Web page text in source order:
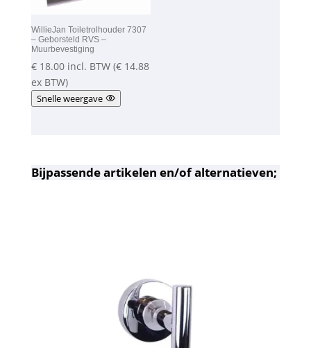
WillieJan Toiletrolhouder 7307
– Geborsteld RVS –
Muurbevestiging
€18.00 incl. BTW (€14.88
ex BTW)
Snelle weergave
Bijpassende artikelen en/of alternatieven;